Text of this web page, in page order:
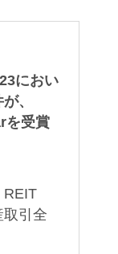
におい
、
を受賞
REIT
引全